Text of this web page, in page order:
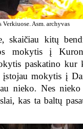
Asm. archyvas
skaičiau kitų
mokytis į
paskatino kur
įstojau mokytis į
nieko. Nes
kas ta baltų